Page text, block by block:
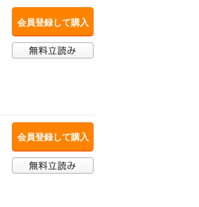
会員登録して購入
会員登録して購入